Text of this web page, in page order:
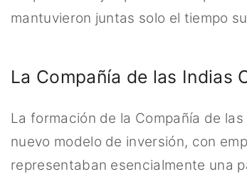
mantuvieron juntas solo el tiempo
La Compañía de las Indias
La formación de la Compañía de
nuevo modelo de inversión, con
representaban esencialmente una